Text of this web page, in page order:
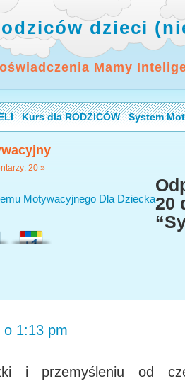
dzieci
Mamy
Kurs dla RODZICÓW System
20 »
Motywacyjnego Dla Dziecka20
o 1:13 pm
i przemyśleniu od